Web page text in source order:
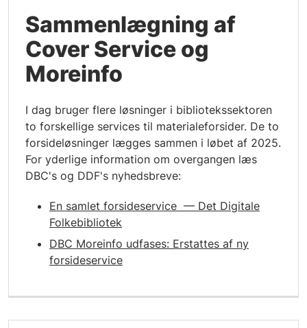
Sammenlægning af
Cover Service og
Moreinfo
I dag bruger flere løsninger i bibliotekssektoren
to forskellige services til materialeforsider. De to
forsideløsninger lægges sammen i løbet af 2025.
For yderlige information om overgangen læs
DBC's og DDF's nyhedsbreve:
En samlet forsideservice — Det Digitale
Folkebibliotek
DBC Moreinfo udfases: Erstattes af ny
forsideservice